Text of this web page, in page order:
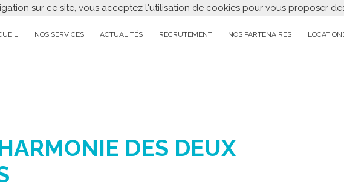
NOS SERVICES ACTUALITÉS RECRUTEMENT NOS PARTENAIRES
DES DEUX
sur ce site, vous acceptez l'utilisation de cookies pour vous proposer